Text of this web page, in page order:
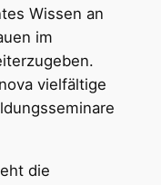
Wissen an
im
vielfältige
die